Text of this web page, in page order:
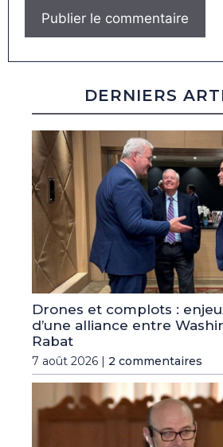
DERNIERS
Drones et complots :
d’une alliance entre
Rabat
7 août 2026 | 2 commentaires